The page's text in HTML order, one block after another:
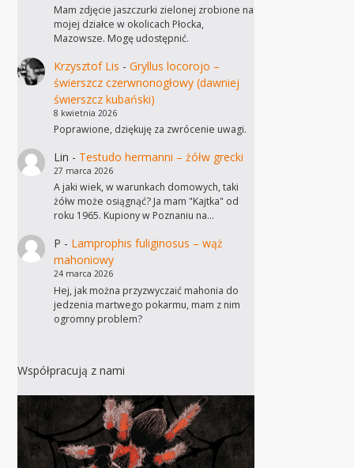
Mam zdjęcie jaszczurki zielonej zrobione na
mojej działce w okolicach Płocka,
Mazowsze. Mogę udostępnić.
Krzysztof Lis - Gryllus locorojo –
świerszcz czerwnonogłowy (dawniej
świerszcz kubański)
8 kwietnia 2026
Poprawione, dziękuję za zwrócenie uwagi.
Lin - Testudo hermanni – żółw grecki
27 marca 2026
A jaki wiek, w warunkach domowych, taki
żółw może osiągnąć? Ja mam "Kajtka" od
roku 1965. Kupiony w Poznaniu na…
P - Lamprophis fuliginosus – wąż
mahoniowy
24 marca 2026
Hej, jak można przyzwyczaić mahonia do
jedzenia martwego pokarmu, mam z nim
ogromny problem?
Współpracują z nami